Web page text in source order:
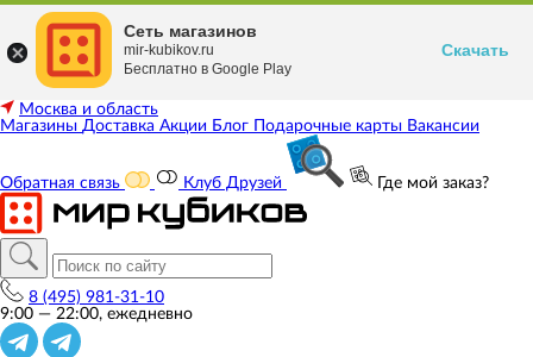
Москва и область
Магазины Доставка Акции Блог Подарочные карты Вакансии
Обратная связь Клуб Друзей Где мой заказ?
8 (495) 981-31-10
9:00 — 22:00, ежедневно
Сеть магазинов
mir-kubikov.ru
Бесплатно в Google Play
Скачать